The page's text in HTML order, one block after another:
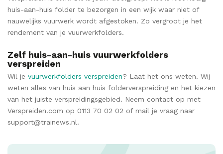
huis-aan-huis folder te bezorgen in een wijk waar niet of
nauwelijks vuurwerk wordt afgestoken. Zo vergroot je het
rendement van je vuurwerkfolders.
Zelf huis-aan-huis vuurwerkfolders
verspreiden
Wil je vuurwerkfolders verspreiden? Laat het ons weten. Wij
weten alles van huis aan huis folderverspreiding en het kiezen
van het juiste verspreidingsgebied. Neem contact op met
Verspreiden.com op 0113 70 02 02 of mail je vraag naar
support@trainews.nl.